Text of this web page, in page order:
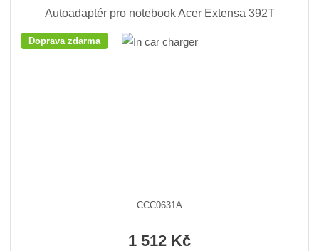
Autoadaptér pro notebook Acer Extensa 392T
Doprava zdarma
CCC0631A
1 512 Kč